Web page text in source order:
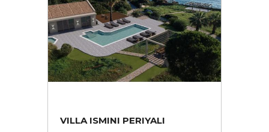
VILLA ISMINI PERIYALI